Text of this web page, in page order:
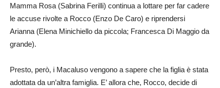
Mamma Rosa (Sabrina Ferilli) continua a lottare per far cadere
le accuse rivolte a Rocco (Enzo De Caro) e riprendersi
Arianna (Elena Minichiello da piccola; Francesca Di Maggio da
grande).
Presto, però, i Macaluso vengono a sapere che la figlia è stata
adottata da un’altra famiglia. E’ allora che, Rocco, decide di